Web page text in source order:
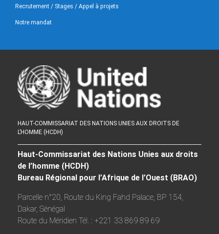
Recrutement / Stages / Appel à projets
Notre mandat
HAUT-COMMISSARIAT DES NATIONS UNIES AUX DROITS DE
L’HOMME (HCDH)
Haut-Commissariat des Nations Unies aux droits
de l’homme (HCDH)
Bureau Régional pour l’Afrique de l’Ouest (BRAO)
Parcelle n°20, Route du King Fahd Palace, BP 154,
Dakar, Sénégal
Route du Méridien Tél. : +221 33 869 89 69